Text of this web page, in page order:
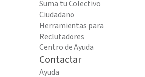
Suma tu Colectivo
Ciudadano
Herramientas para
Reclutadores
Centro de Ayuda
Contactar
Ayuda